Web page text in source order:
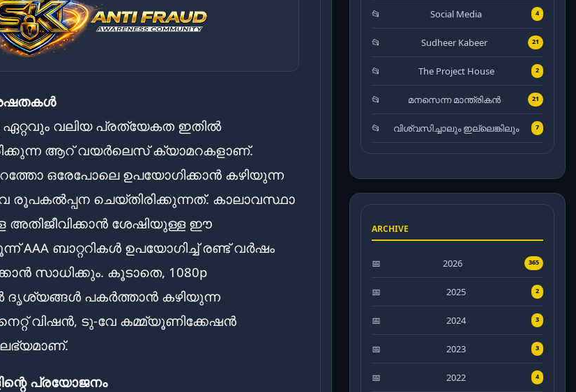
ഏറ്റവും വലിയ പ്രത്യേകത ഇതിൽ
ആറ് വയർലെസ് ക്യാമറകളാണ്.
ഒരേപോലെ ഉപയോഗിക്കാൻ കഴിയുന്ന
രൂപകൽപ്പന ചെയ്തിരിക്കുന്നത്. കാലാവസ്ഥാ
അതിജീവിക്കാൻ ശേഷിയുള്ള ഈ
AAA ബാറ്ററികൾ ഉപയോഗിച്ച് രണ്ട് വർഷം
സാധിക്കും. കൂടാതെ, 1080p
പകർത്താൻ കഴിയുന്ന
വിഷൻ, ടു-വേ കമ്മ്യൂണിക്കേഷൻ
പ്രയോജനം
Social Media 4
Sudheer Kabeer 21
The Project House 2
മനസെന്ന മാന്ത്രികൻ 21
വിശ്വസിച്ചാലും ഇല്ലെങ്കിലും 7
ARCHIVE
2026 365
2025 2
2024 3
2023 3
2022 4